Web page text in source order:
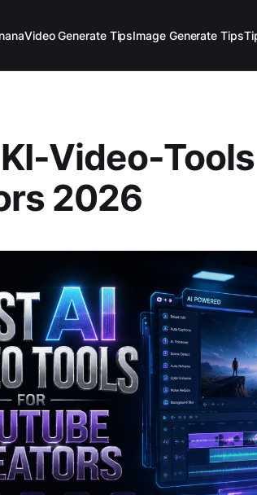
Video Generate TipsImage Generate Tips
Video-
2026